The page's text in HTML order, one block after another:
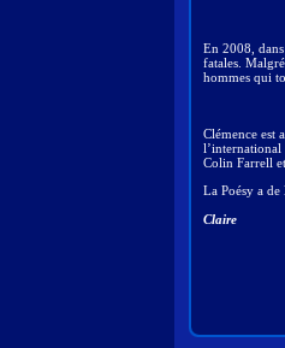
En 2008,
fatales.
hommes qui
Clémence est
l’international
Colin Farrell
La Poésy a
Claire